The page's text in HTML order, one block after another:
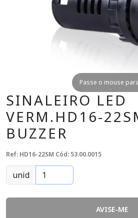
Passe o mouse
SINALEIRO LED
VERM.HD16-
BUZZER
Ref: HD16-22SM Cód: 53.00.0015
unid
AVISE-ME